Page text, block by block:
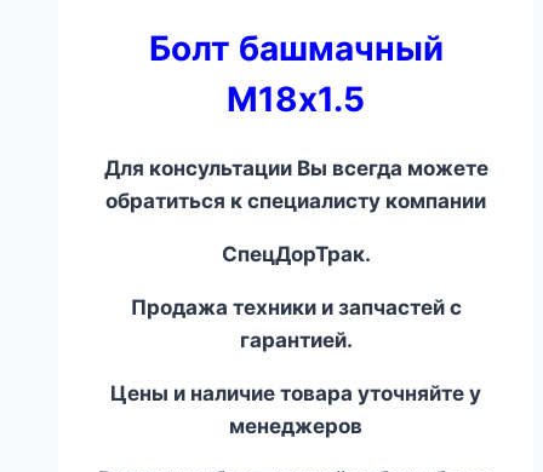
Болт башмачный
М18х1.5
Для консультации Вы всегда можете
обратиться к специалисту компании
СпецДорТрак.
Продажа техники и запчастей с
гарантией.
Цены и наличие товара уточняйте у
менеджеров